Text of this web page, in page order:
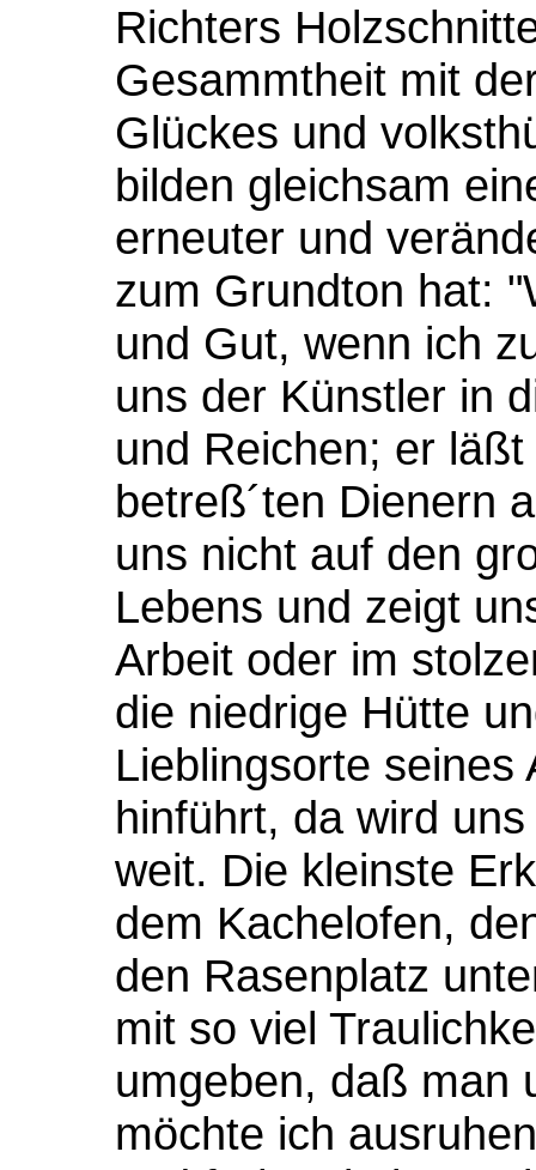
Richters
Gesammtheit mit
Glückes und
bilden gleichsam
erneuter und
zum Grundton hat:
und Gut, wenn ich
uns der Künstler in
und Reichen; er
betreß´ten Dienern
uns nicht auf den
Lebens und zeigt
Arbeit oder im
die niedrige Hütte
Lieblingsorte
hinführt, da wird
weit. Die kleinste
dem Kachelofen,
den Rasenplatz
mit so viel
umgeben, daß man
möchte ich